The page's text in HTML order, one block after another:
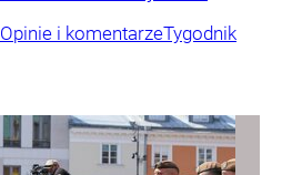
Opinie i komentarzeTygodnik